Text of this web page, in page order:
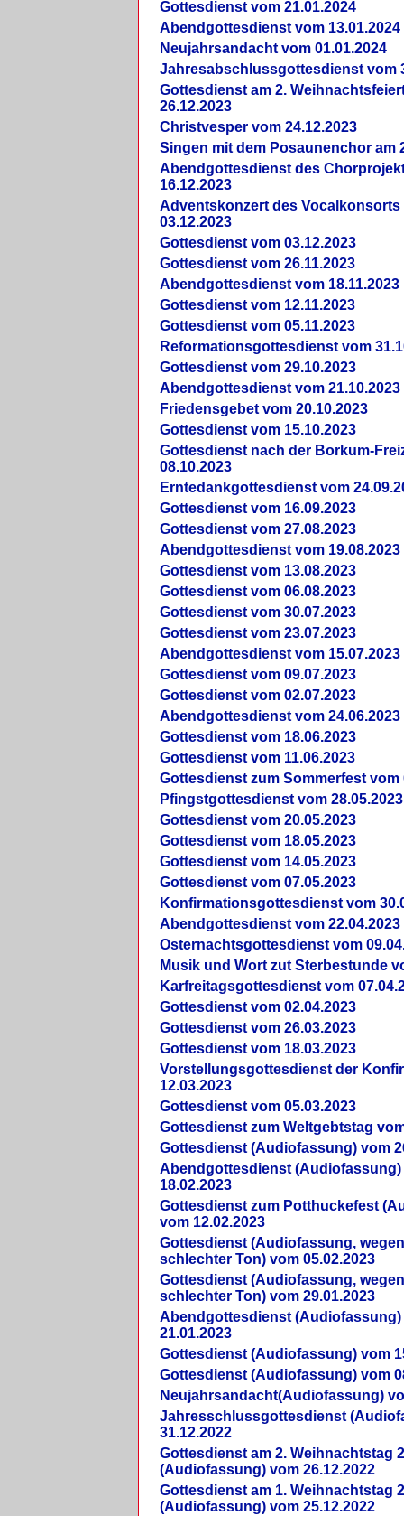
Gottesdienst vom 21.01.2024
Abendgottesdienst vom 13.01.2024
Neujahrsandacht vom 01.01.2024
Jahresabschlussgottesdienst vom
Gottesdienst am 2.
26.12.2023
Christvesper vom 24.12.2023
Singen mit dem Posaunenchor am
Abendgottesdienst des
16.12.2023
Adventskonzert des Vocalkonsorts
03.12.2023
Gottesdienst vom 03.12.2023
Gottesdienst vom 26.11.2023
Abendgottesdienst vom 18.11.2023
Gottesdienst vom 12.11.2023
Gottesdienst vom 05.11.2023
Reformationsgottesdienst vom
Gottesdienst vom 29.10.2023
Abendgottesdienst vom 21.10.2023
Friedensgebet vom 20.10.2023
Gottesdienst vom 15.10.2023
Gottesdienst nach der Borkum-
08.10.2023
Erntedankgottesdienst vom
Gottesdienst vom 16.09.2023
Gottesdienst vom 27.08.2023
Abendgottesdienst vom 19.08.2023
Gottesdienst vom 13.08.2023
Gottesdienst vom 06.08.2023
Gottesdienst vom 30.07.2023
Gottesdienst vom 23.07.2023
Abendgottesdienst vom 15.07.2023
Gottesdienst vom 09.07.2023
Gottesdienst vom 02.07.2023
Abendgottesdienst vom 24.06.2023
Gottesdienst vom 18.06.2023
Gottesdienst vom 11.06.2023
Gottesdienst zum Sommerfest vom
Pfingstgottesdienst vom 28.05.2023
Gottesdienst vom 20.05.2023
Gottesdienst vom 18.05.2023
Gottesdienst vom 14.05.2023
Gottesdienst vom 07.05.2023
Konfirmationsgottesdienst vom
Abendgottesdienst vom 22.04.2023
Osternachtsgottesdienst vom
Musik und Wort zut Sterbestunde
Karfreitagsgottesdienst vom
Gottesdienst vom 02.04.2023
Gottesdienst vom 26.03.2023
Gottesdienst vom 18.03.2023
Vorstellungsgottesdienst der
12.03.2023
Gottesdienst vom 05.03.2023
Gottesdienst zum Weltgebtstag
Gottesdienst (Audiofassung) vom
Abendgottesdienst (Audiofassung)
18.02.2023
Gottesdienst zum Potthuckefest
vom 12.02.2023
Gottesdienst (Audiofassung,
schlechter Ton) vom 05.02.2023
Gottesdienst (Audiofassung,
schlechter Ton) vom 29.01.2023
Abendgottesdienst (Audiofassung)
21.01.2023
Gottesdienst (Audiofassung) vom
Gottesdienst (Audiofassung) vom
Neujahrsandacht(Audiofassung)
Jahresschlussgottesdienst
31.12.2022
Gottesdienst am 2. Weihnachtstag
(Audiofassung) vom 26.12.2022
Gottesdienst am 1. Weihnachtstag
(Audiofassung) vom 25.12.2022